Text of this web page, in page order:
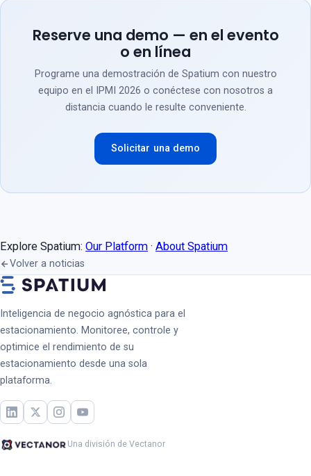
Reserve una demo — en el evento
o en línea
Programe una demostración de Spatium con nuestro
equipo en el IPMI 2026 o conéctese con nosotros a
distancia cuando le resulte conveniente.
Solicitar una demo
Explore Spatium: Our Platform · About Spatium
Volver a noticias
Inteligencia de negocio agnóstica para el
estacionamiento. Monitoree, controle y
optimice el rendimiento de su
estacionamiento desde una sola
plataforma.
Una división de Vectanor